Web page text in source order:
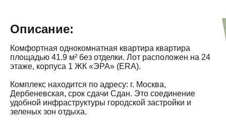
Описание:
Комфортная однокомнатная квартира квартира
площадью 41.9 м² без отделки. Лот расположен на 24
этаже, корпуса 1 ЖК «ЭРА» (ERA).
Комплекс находится по адресу: г. Москва,
Дербеневская, срок сдачи Сдан. Это соединение
удобной инфраструктуры городской застройки и
зеленых зон отдыха.